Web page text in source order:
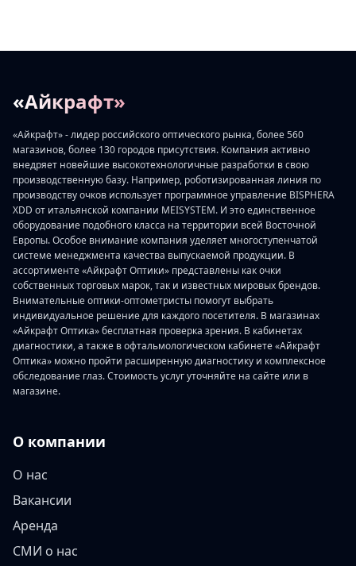
«Айкрафт»
«Айкрафт» - лидер российского оптического рынка, более 560
магазинов, более 130 городов присутствия. Компания активно
внедряет новейшие высокотехнологичные разработки в свою
производственную базу. Например, роботизированная линия по
производству очков использует программное управление BISPHERA
XDD от итальянской компании MEISYSTEM. И это единственное
оборудование подобного класса на территории всей Восточной
Европы. Особое внимание компания уделяет многоступенчатой
системе менеджмента качества выпускаемой продукции. В
ассортименте «Айкрафт Оптики» представлены как очки
собственных торговых марок, так и известных мировых брендов.
Внимательные оптики-оптометристы помогут выбрать
индивидуальное решение для каждого посетителя. В магазинах
«Айкрафт Оптика» бесплатная проверка зрения. В кабинетах
диагностики, а также в офтальмологическом кабинете «Айкрафт
Оптика» можно пройти расширенную диагностику и комплексное
обследование глаз. Стоимость услуг уточняйте на сайте или в
магазине.
О компании
О нас
Вакансии
Аренда
СМИ о нас